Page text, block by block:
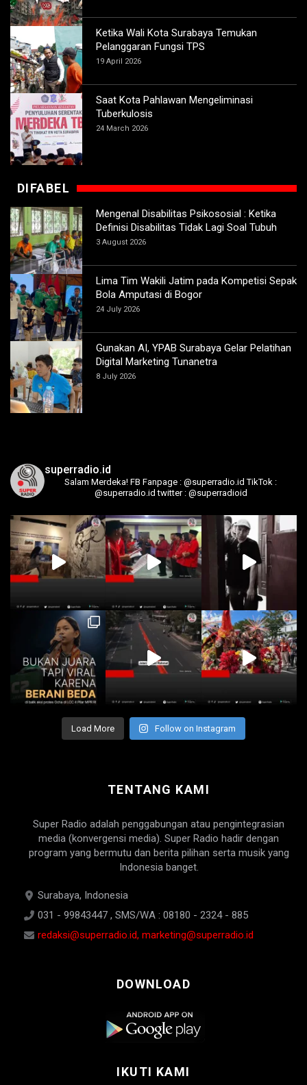
Ketika Wali Kota Surabaya Temukan
Pelanggaran Fungsi TPS
19 April 2026
Saat Kota Pahlawan Mengeliminasi
Tuberkulosis
24 March 2026
DIFABEL
Mengenal Disabilitas Psikososial : Ketika
Definisi Disabilitas Tidak Lagi Soal Tubuh
3 August 2026
Lima Tim Wakili Jatim pada Kompetisi Sepak
Bola Amputasi di Bogor
24 July 2026
Gunakan AI, YPAB Surabaya Gelar Pelatihan
Digital Marketing Tunanetra
8 July 2026
superradio.id
Salam Merdeka! FB Fanpage : @superradio.id TikTok :
@superradio.id twitter : @superradioid
Load More Follow on Instagram
TENTANG KAMI
Super Radio adalah penggabungan atau pengintegrasian
media (konvergensi media). Super Radio hadir dengan
program yang bermutu dan berita pilihan serta musik yang
Indonesia banget.
Surabaya, Indonesia
031 - 99843447 , SMS/WA : 08180 - 2324 - 885
redaksi@superradio.id, marketing@superradio.id
DOWNLOAD
IKUTI KAMI